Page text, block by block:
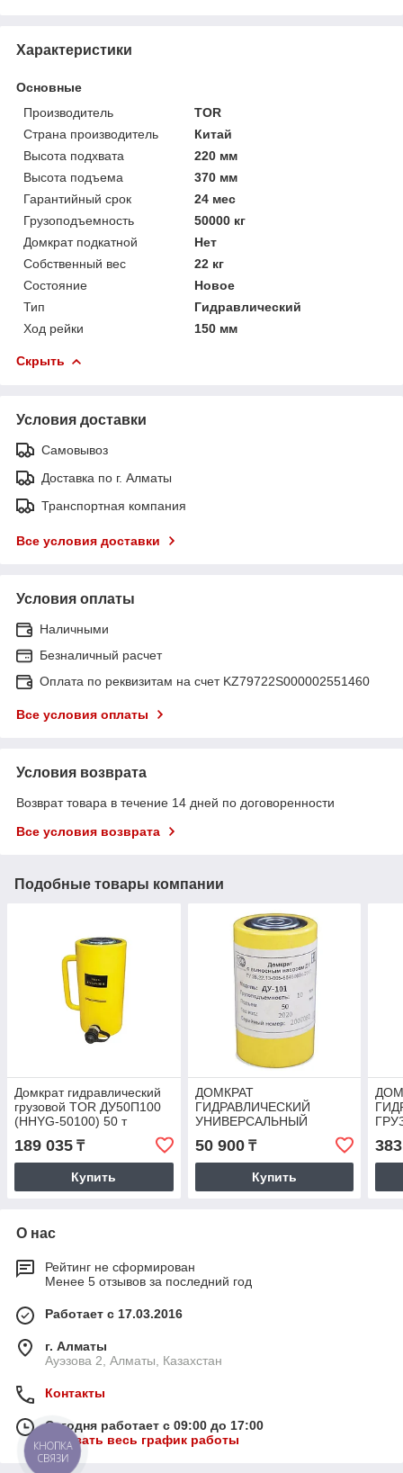
Характеристики
Основные
Производитель
TOR
Страна производитель
Китай
Высота подхвата
220 мм
Высота подъема
370 мм
Гарантийный срок
24 мес
Грузоподъемность
50000 кг
Домкрат подкатной
Нет
Собственный вес
22 кг
Состояние
Новое
Тип
Гидравлический
Ход рейки
150 мм
Скрыть
Условия доставки
Самовывоз
Доставка по г. Алматы
Транспортная компания
Все условия доставки
Условия оплаты
Наличными
Безналичный расчет
Оплата по реквизитам на счет KZ79722S000002551460
Все условия оплаты
Условия возврата
Возврат товара в течение 14 дней по договоренности
Все условия возврата
Подобные товары компании
Домкрат гидравлический
грузовой TOR ДУ50П100
(HHYG-50100) 50 т
189 035 ₸
Купить
ДОМКРАТ
ГИДРАВЛИЧЕСКИЙ
УНИВЕРСАЛЬНЫЙ
НИЗКИЙ TOR HHYG-101
(ДУН10М50) 10 Т
50 900₸
Купить
О нас
Рейтинг не сформирован
Менее 5 отзывов за последний год
Работает с 17.03.2016
г. Алматы
Ауэзова 2, Алматы, Казахстан
Контакты
Сегодня работает с 09:00 до 17:00
Показать весь график работы
КНОПКА
СВЯЗИ